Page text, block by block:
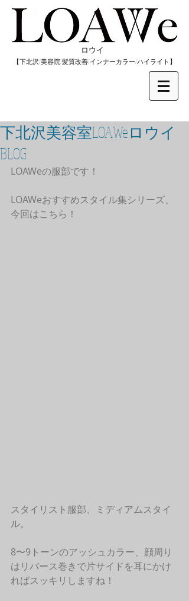
​ロウイ
​【下北沢/美容院/髪質改善/インナーカラー/​ハイライト】
下北沢美容室LOAWeロウイ
BLOG
LOAWeの服部です！
LOAWeおすすめスタイル集シリーズ、
今回はこちら！
スタイリスト服部、ミディアムスタイ
ル。
8〜9トーンのアッシュカラー、顔周り
はリバース巻きで片サイドを耳にかけ
ればスッキリしますね！